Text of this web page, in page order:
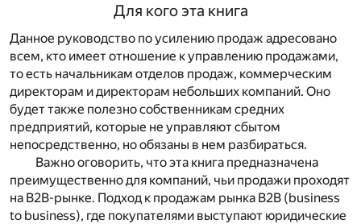
Для кого эта книга
Данное руководство по усилению продаж адресовано
всем, кто имеет отношение к управлению продажами,
то есть начальникам отделов продаж, коммерческим
директорам и директорам небольших компаний. Оно
будет также полезно собственникам средних
предприятий, которые не управляют сбытом
непосредственно, но обязаны в нем разбираться.
Важно оговорить, что эта книга предназначена
преимущественно для компаний, чьи продажи проходят
на B2B-рынке. Подход к продажам рынка B2B (business
to business), где покупателями выступают юридические